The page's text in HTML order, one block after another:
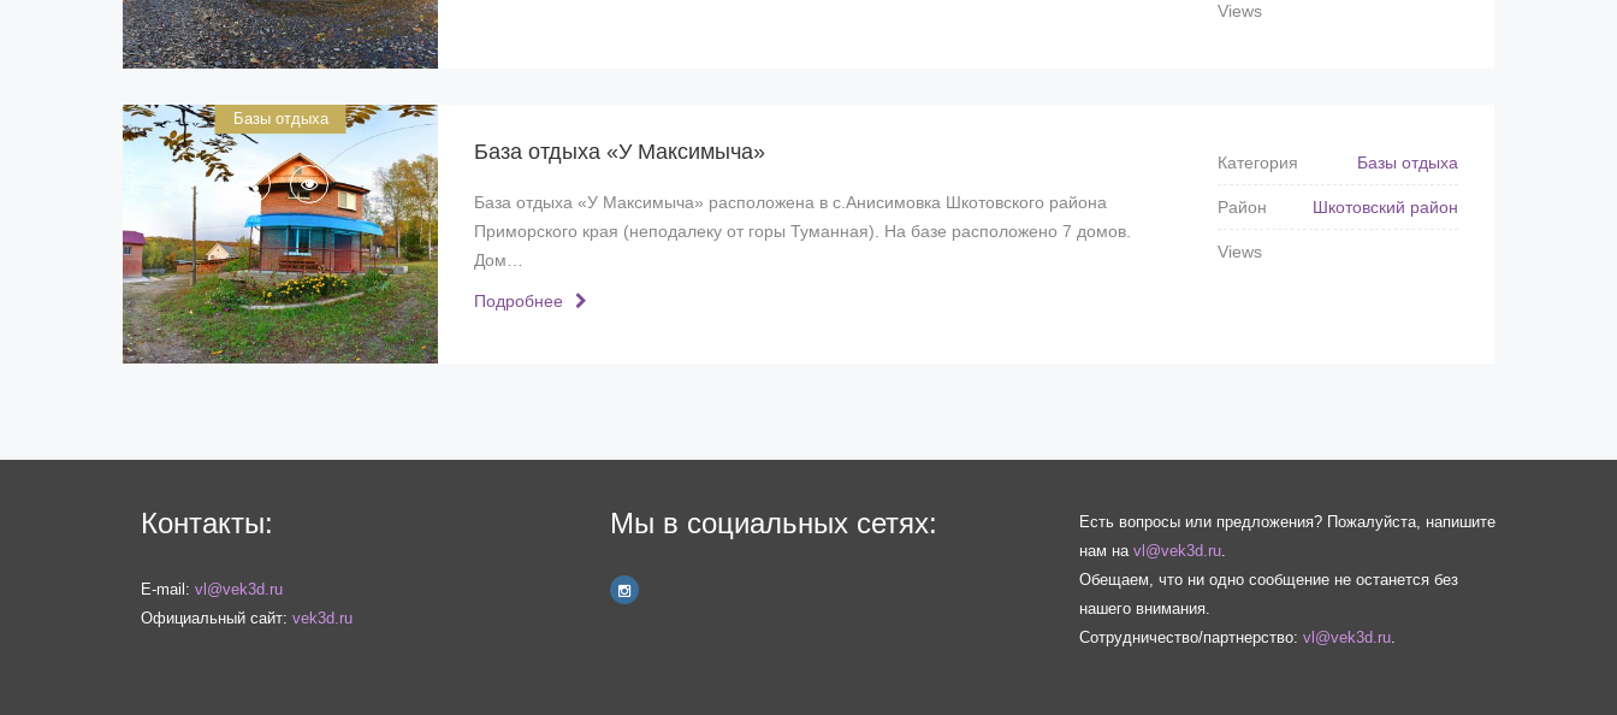
Views
Базы отдыха
База отдыха «У Максимыча»
База отдыха «У Максимыча» расположена в с.Анисимовка Шкотовского района
Приморского края (неподалеку от горы Туманная). На базе расположено 7 домов.
Дом…
Подробнее
Категория Базы отдыха
Район Шкотовский район
Views
Контакты:
E-mail: vl@vek3d.ru
Официальный сайт: vek3d.ru
Мы в социальных сетях:
Есть вопросы или предложения? Пожалуйста, напишите
нам на vl@vek3d.ru.
Обещаем, что ни одно сообщение не останется без
нашего внимания.
Сотрудничество/партнерство: vl@vek3d.ru.